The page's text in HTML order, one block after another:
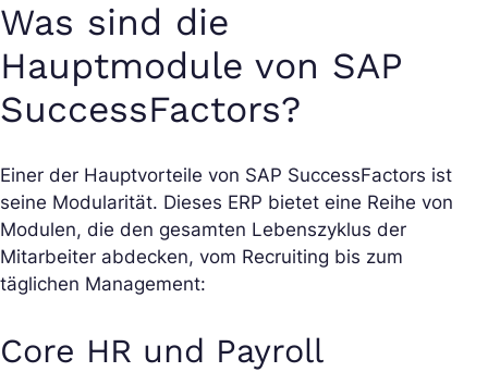
Was sind die
Hauptmodule von SAP
SuccessFactors?
Einer der Hauptvorteile von SAP SuccessFactors ist
seine Modularität. Dieses ERP bietet eine Reihe von
Modulen, die den gesamten Lebenszyklus der
Mitarbeiter abdecken, vom Recruiting bis zum
täglichen Management:
Core HR und Payroll